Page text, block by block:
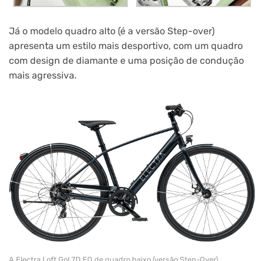
Já o modelo quadro alto (é a versão Step-over)
apresenta um estilo mais desportivo, com um quadro
com design de diamante e uma posição de condução
mais agressiva.